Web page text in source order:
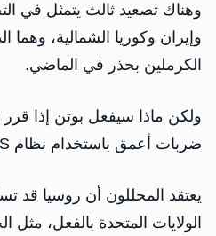
وهناك تصعيد ثالث يتمثل في
وإيران وكوريا الشمالية، وهما
الكرملين بحذر في الماضي.
ولكن ماذا سيفعل بوتن إذا
ضربات أعمق باستخدام نظام ATACMS؟
يعتقد المحللون أن روسيا قد
الولايات المتحدة بالفعل، مثل